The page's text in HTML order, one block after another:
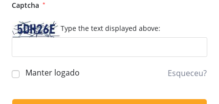
Captcha *
Type the text displayed above:
Manter logado Esqueceu?